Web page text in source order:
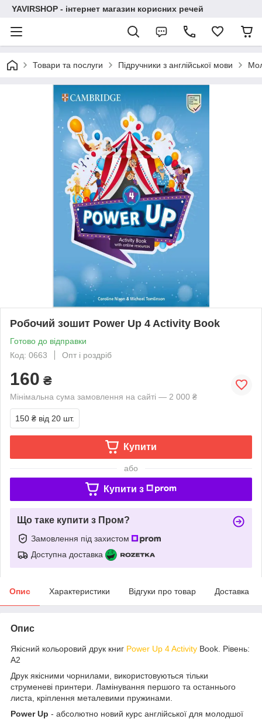
YAVIRSHOP - інтернет магазин корисних речей
Товари та послуги Підручники з англійської мови
Робочий зошит Power Up 4 Activity Book
Готово до відправки
Код: 0663
Опт і роздріб
160 ₴
Мінімальна сума замовлення на сайті — 2 000 ₴
150 ₴ від 20 шт.
Купити
або
Купити з
Що таке купити з Пром?
Замовлення під захистом
Доступна доставка
Опис Характеристики Відгуки про товар Доставка
Опис
Якісний кольоровий друк книг Power Up 4 Activity Book. Рівень:
А2
Друк якісними чорнилами, використовуються тільки
струменеві принтери. Ламінування першого та останнього
листа, кріплення металевими пружинами.
Power Up - абсолютно новий курс англійської для молодшої